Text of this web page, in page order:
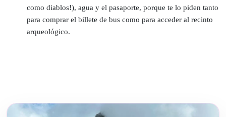
como diablos!), agua y el pasaporte, porque te lo piden tanto
para comprar el billete de bus como para acceder al recinto
arqueológico.